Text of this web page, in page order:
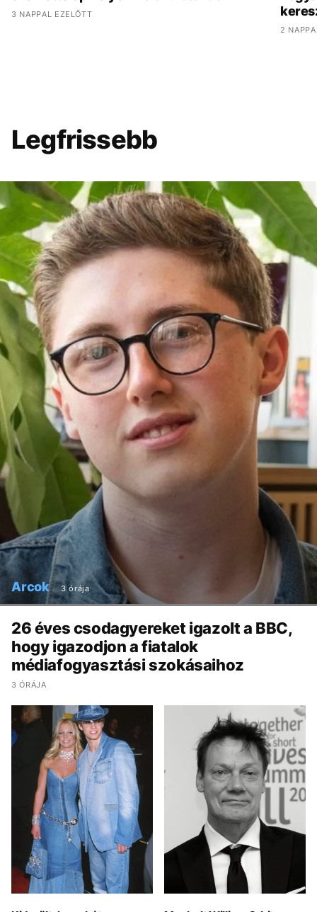
3 NAPPAL EZELŐTT
2
Legfrissebb
Arcok 3 órája
26 éves csodagyereket igazolt a BBC,
hogy igazodjon a fiatalok
médiafogyasztási szokásaihoz
3 ÓRÁJA